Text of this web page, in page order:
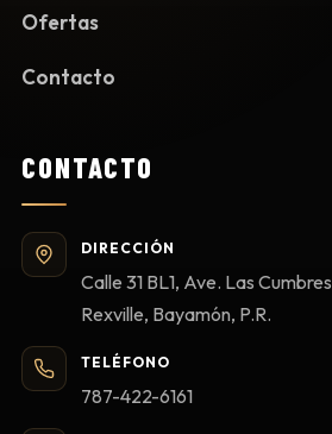
Ofertas
Contacto
CONTACTO
DIRECCIÓN
Calle 31 BL1, Ave. Las Cumbres
Rexville, Bayamón, P.R.
TELÉFONO
787-422-6161